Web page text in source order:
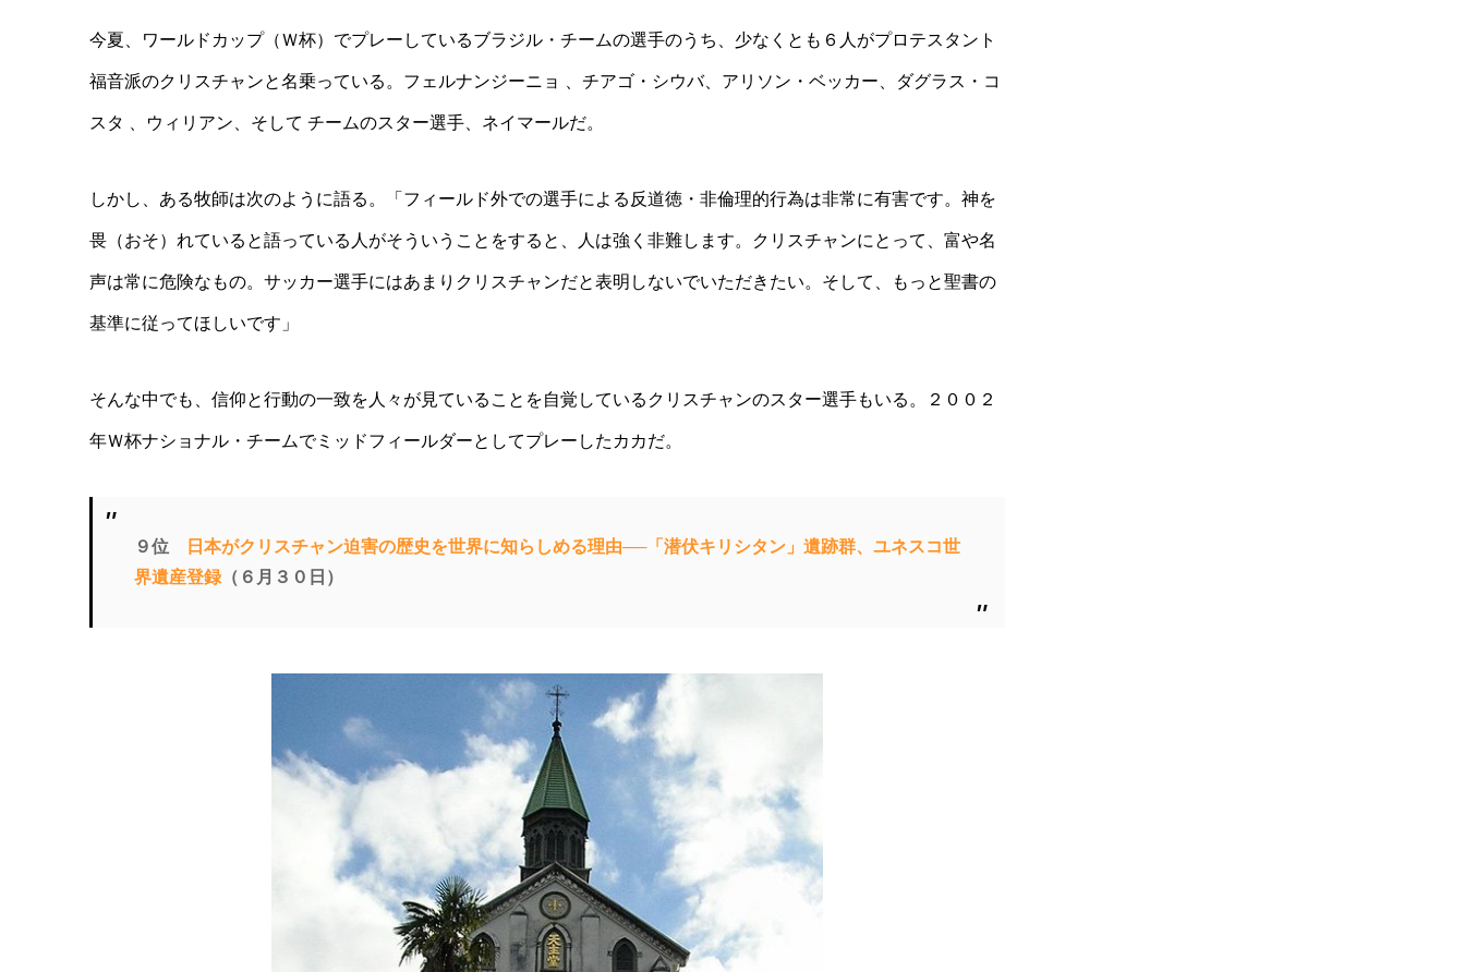
今夏、ワールドカップ（Ｗ杯）でプレーしているブラジル・チームの選手のうち、少なくとも６人がプロテスタント
福音派のクリスチャンと名乗っている。フェルナンジーニョ 、チアゴ・シウバ、アリソン・ベッカー、ダグラス・コ
スタ 、ウィリアン、そして チームのスター選手、ネイマールだ。
しかし、ある牧師は次のように語る。「フィールド外での選手による反道徳・非倫理的行為は非常に有害です。神を
畏（おそ）れていると語っている人がそういうことをすると、人は強く非難します。クリスチャンにとって、富や名
声は常に危険なもの。サッカー選手にはあまりクリスチャンだと表明しないでいただきたい。そして、もっと聖書の
基準に従ってほしいです」
そんな中でも、信仰と行動の一致を人々が見ていることを自覚しているクリスチャンのスター選手もいる。２００２
年Ｗ杯ナショナル・チームでミッドフィールダーとしてプレーしたカカだ。
９位
日本がクリスチャン迫害の歴史を世界に知らしめる理由──「潜伏キリシタン」遺跡群、ユネスコ世
界遺産登録（６月３０日）